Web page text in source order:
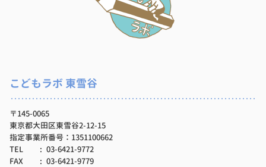
こどもラボ 東雪谷
〒145-0065
東京都大田区東雪谷2-12-15
指定事業所番号：1351100662
TEL
03-6421-9772
FAX
03-6421-9779